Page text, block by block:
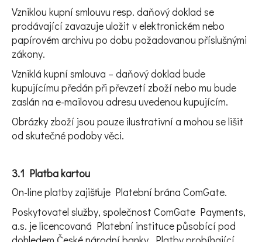
Vzniklou kupní smlouvu resp. daňový doklad se
prodávající zavazuje uložit v elektronickém nebo
papírovém archivu po dobu požadovanou příslušnými
zákony.
Vzniklá kupní smlouva – daňový doklad bude
kupujícímu předán při převzetí zboží nebo mu bude
zaslán na e-mailovou adresu uvedenou kupujícím.
Obrázky zboží jsou pouze ilustrativní a mohou se lišit
od skutečné podoby věci.
3.1 Platba kartou
On-line platby zajišťuje Platební brána ComGate.
Poskytovatel služby, společnost ComGate Payments,
a.s. je licencovaná Platební instituce působící pod